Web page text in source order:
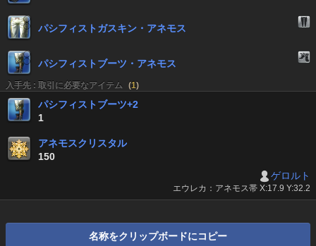
パシフィストガスキン・アネモス
パシフィストブーツ・アネモス
入手先 : 取引に必要なアイテム (1)
パシフィストブーツ+2
1
アネモスクリスタル
150
ゲロルト
エウレカ：アネモス帯 X:17.9 Y:32.2
名称をクリップボードにコピー